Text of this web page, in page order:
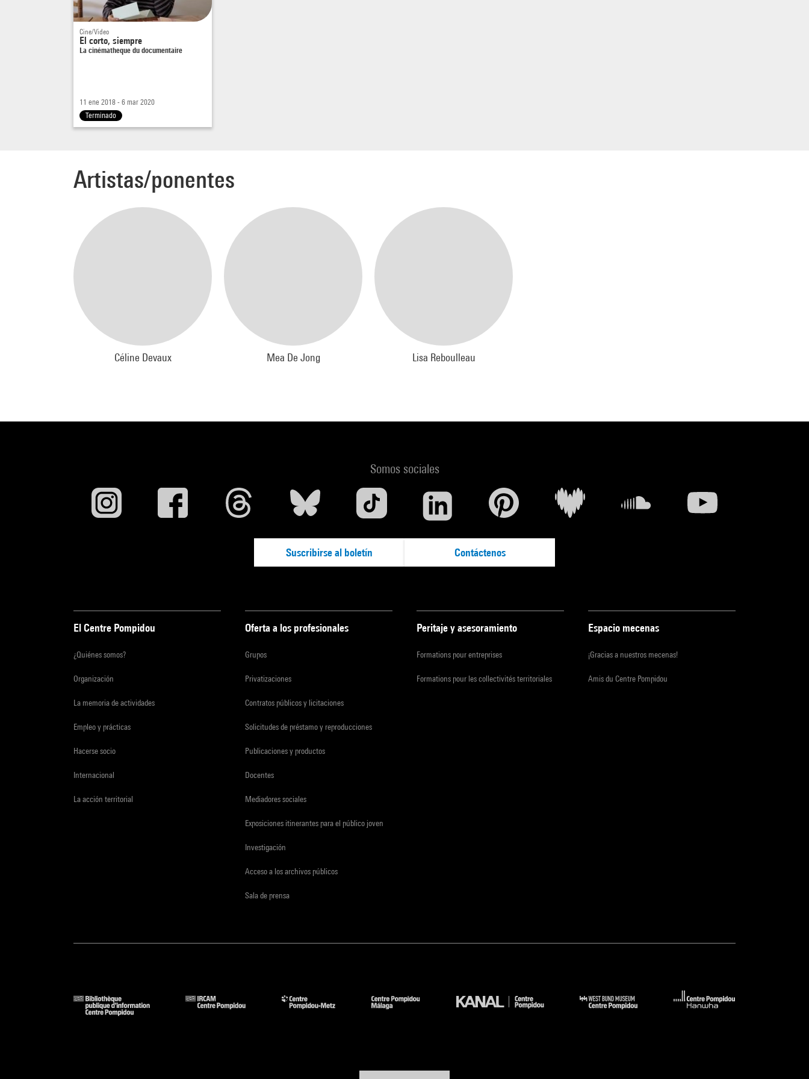
Cine/Video
El corto, siempre
La cinématheque du documentaire
11 ene 2018 - 6 mar 2020
Terminado
Artistas/ponentes
Céline Devaux Mea De Jong Lisa Reboulleau
Somos sociales
Suscribirse al boletín Contáctenos
El Centre Pompidou
¿Quiénes somos?
Organización
La memoria de actividades
Empleo y prácticas
Hacerse socio
Internacional
La acción territorial
Oferta a los profesionales
Grupos
Privatizaciones
Contratos públicos y licitaciones
Solicitudes de préstamo y reproducciones
Publicaciones y productos
Docentes
Mediadores sociales
Exposiciones itinerantes para el público joven
Investigación
Acceso a los archivos públicos
Sala de prensa
Peritaje y asesoramiento
Formations pour entreprises
Formations pour les collectivités territoriales
Espacio mecenas
¡Gracias a nuestros mecenas!
Amis du Centre Pompidou